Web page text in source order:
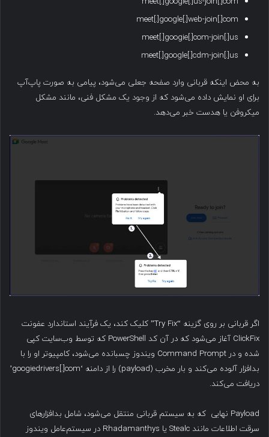
meet[.]google[.]web-join[.]com
meet[.]googie[.]com-join[.]us
meet[.]google[.]cdm-join[.]us
به محض اینکه قربانی وارد صفحه جعلی می‌شود، پیامی به صورت پاپ‌آپ
برای او نمایش داده می‌شود که از وجود یک مشکل فنی، مانند مشکل
میکروفن یا هدست خبر می‌دهد.
اگر قربانی بر روی گزینه “Try Fix” کلیک کند، یک فرآیند استاندارد عفونت
ClickFix آغاز می‌شود که در آن کد PowerShell که توسط وب‌سایت کپی
شده و در Command Prompt ویندوز چسبانده می‌شود، کامپیوتر او را با
بدافزار آلوده می‌کند و بار مخرب (payload) را از دامنه ‘googiedrivers[.]com’
دریافت می‌کند.
Payload نهایی که به سیستم قربانی منتقل می‌شود، شامل بدافزارهای
سرقت اطلاعات مانند Stealc یا Rhadamanthys در سیستم‌عامل ویندوز